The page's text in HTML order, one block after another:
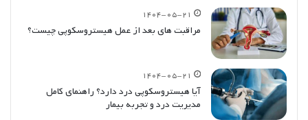
۱۴۰۴-۰۵-۲۱
مراقبت های بعد از عمل هیستروسکوپی چیست؟
۱۴۰۴-۰۵-۲۱
آیا هیستروسکوپی درد دارد؟ راهنمای کامل
مدیریت درد و تجربه بیمار